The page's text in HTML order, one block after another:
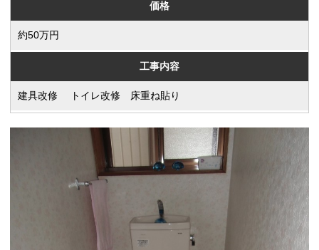
価格
約50万円
工事内容
建具改修 トイレ改修 床重ね貼り